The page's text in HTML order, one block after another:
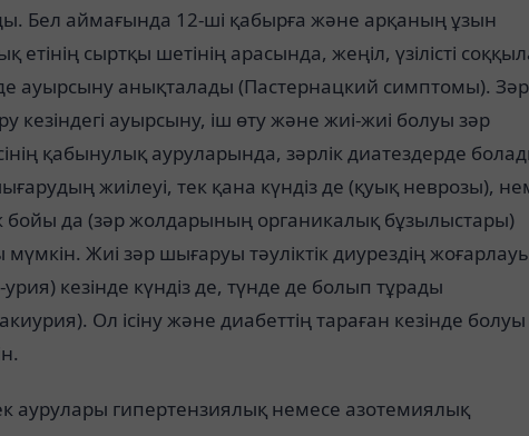
Бел аймағында 12-ші қабырға және арқаның ұзын
етінің сыртқы шетінің арасында, жеңіл, үзілісті
ауырсыну анықталады (Пастернацкий симптомы). Зәр
кезіндегі ауырсыну, іш өту және жиі-жиі болуы зәр
қабынулық ауруларында, зәрлік диатездерде
жиілеуі, тек қана күндіз де (қуық неврозы),
бойы да (зәр жолдарының органикалық бұзылыстары)
мүмкін. Жиі зәр шығаруы тәуліктік диурездің
кезінде күндіз де, түнде де болып тұрады
Ол ісіну және диабеттің тараған кезінде болуы
аурулары гипертензиялық немесе азотемиялық